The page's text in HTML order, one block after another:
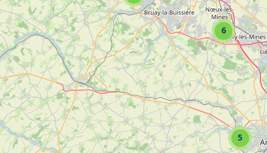
la fiche pour voir toutes les activités de l’entreprise
6
5